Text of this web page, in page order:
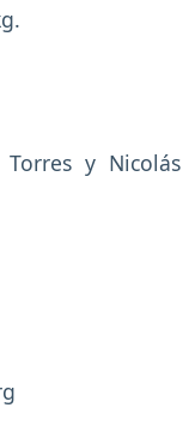
Torres y Nicolás